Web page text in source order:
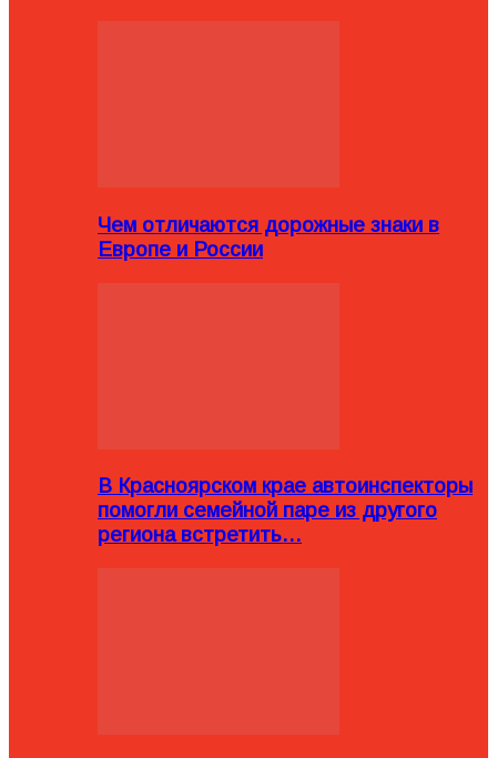
Чем отличаются дорожные знаки в
Европе и России
В Красноярском крае автоинспекторы
помогли семейной паре из другого
региона встретить…